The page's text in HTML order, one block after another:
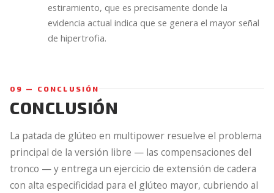
estiramiento, que es precisamente donde la
evidencia actual indica que se genera el mayor señal
de hipertrofia.
09 — CONCLUSIÓN
CONCLUSIÓN
La patada de glúteo en multipower resuelve el problema
principal de la versión libre — las compensaciones del
tronco — y entrega un ejercicio de extensión de cadera
con alta especificidad para el glúteo mayor, cubriendo al